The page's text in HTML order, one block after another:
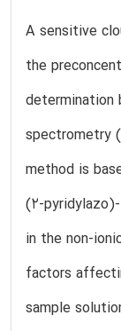
A sensitive
the
determination
spectrometry
method is
(2-
in the non-
factors
sample